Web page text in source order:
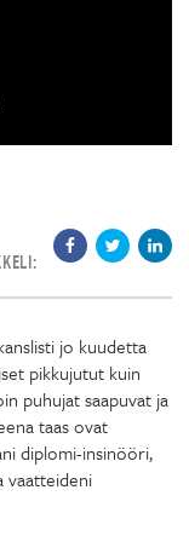
jo kuudetta
pikkujutut kuin
puhujat saapuvat ja
taas ovat
diplomi-insinööri,
vaatteideni